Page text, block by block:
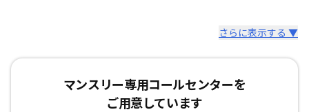
さらに表示する ▼
マンスリー専用コールセンターを
ご用意しています